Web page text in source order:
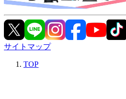
サイトマップ
TOP